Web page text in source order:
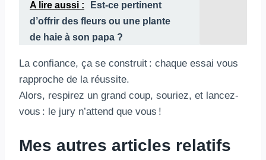
A lire aussi :
Est-ce pertinent
d’offrir des fleurs ou une plante
de haie à son papa ?
La confiance, ça se construit : chaque essai vous
rapproche de la réussite.
Alors, respirez un grand coup, souriez, et lancez-
vous : le jury n’attend que vous !
Mes autres articles relatifs